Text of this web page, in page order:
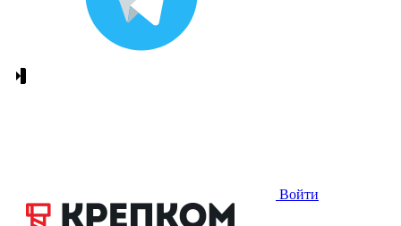
Войти